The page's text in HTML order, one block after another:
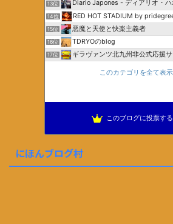
13位 Diario Japones - ディアリオ・ハ
14位 RED HOT STADIUM by
15位 悪魔と天使と快楽主義者
16位 TDRYOのblog
17位 ギラヴァンツ北九州非公式応援
このカテゴリを全て表示
このブログに投票する
にほんブログ村